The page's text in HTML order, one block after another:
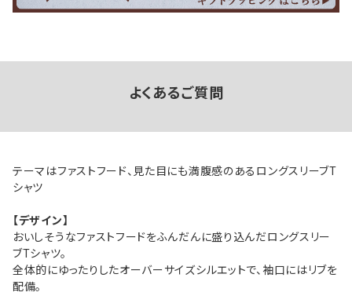
よくあるご質問
テーマはファストフード、見た目にも満腹感のあるロングスリーブT
シャツ
【デザイン】
おいしそうなファストフードをふんだんに盛り込んだロングスリー
ブTシャツ。
全体的にゆったりしたオーバーサイズシルエットで、袖口にはリブを
配備。